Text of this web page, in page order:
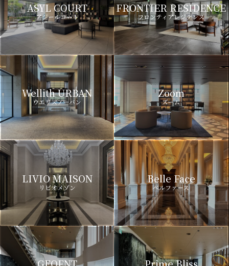
ASYL COURT
アジールコート
FRONTIER RESIDENCE
フロンティアレジデンス
Wellith URBAN
ウエリスアーバン
Zoom
ズーム
LIVIO MAISON
リビオメゾン
Belle Face
ベルファース